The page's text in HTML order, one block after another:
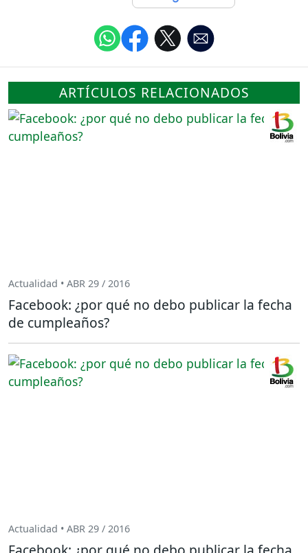
ARTÍCULOS RELACIONADOS
Actualidad • ABR 29 / 2016
Facebook: ¿por qué no debo publicar la fecha
de cumpleaños?
Actualidad • ABR 29 / 2016